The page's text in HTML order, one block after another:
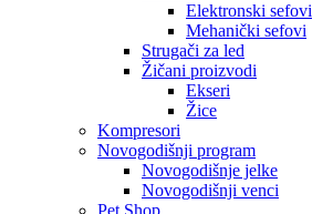
Elektronski sefovi
Mehanički sefovi
Strugači za led
Žičani proizvodi
Ekseri
Žice
Kompresori
Novogodišnji program
Novogodišnje jelke
Novogodišnji venci
Pet Shop